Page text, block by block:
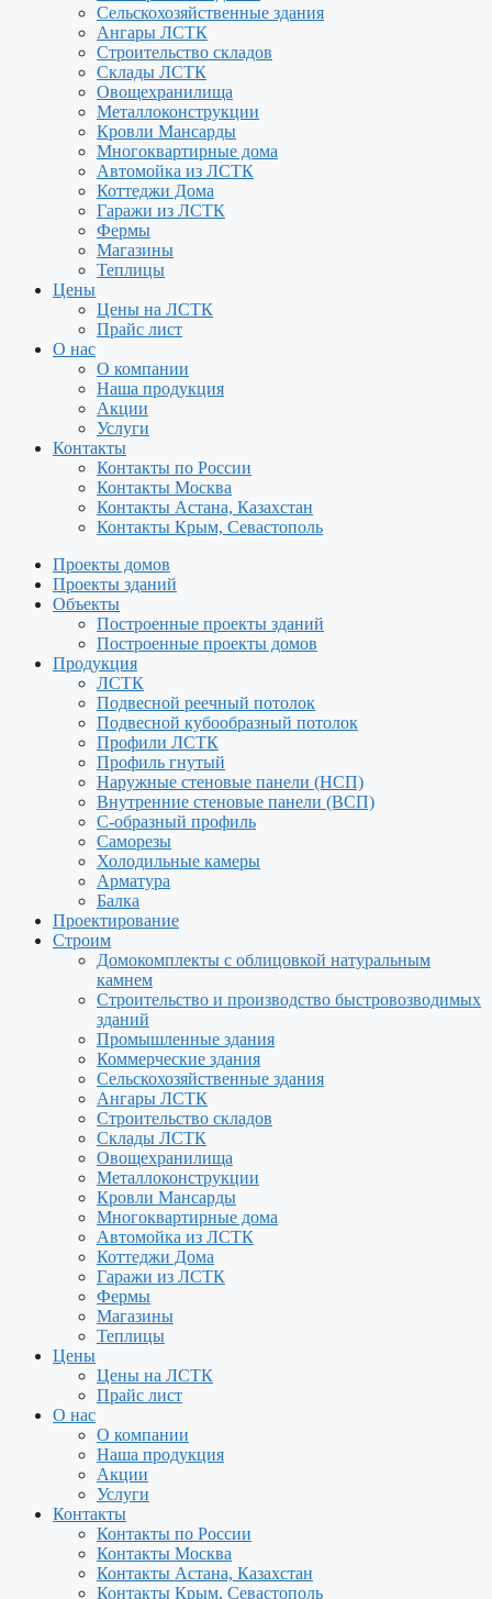
Сельскохозяйственные здания
Ангары ЛСТК
Строительство складов
Склады ЛСТК
Овощехранилища
Металлоконструкции
Кровли Мансарды
Многоквартирные дома
Автомойка из ЛСТК
Коттеджи Дома
Гаражи из ЛСТК
Фермы
Магазины
Теплицы
Цены
Цены на ЛСТК
Прайс лист
О нас
О компании
Наша продукция
Акции
Услуги
Контакты
Контакты по России
Контакты Москва
Контакты Астана, Казахстан
Контакты Крым, Севастополь
Проекты домов
Проекты зданий
Объекты
Построенные проекты зданий
Построенные проекты домов
Продукция
ЛСТК
Подвесной реечный потолок
Подвесной кубообразный потолок
Профили ЛСТК
Профиль гнутый
Наружные стеновые панели (НСП)
Внутренние стеновые панели (ВСП)
С-образный профиль
Саморезы
Холодильные камеры
Арматура
Балка
Проектирование
Строим
Домокомплекты с облицовкой натуральным
камнем
Строительство и производство быстровозводимых
зданий
Промышленные здания
Коммерческие здания
Сельскохозяйственные здания
Ангары ЛСТК
Строительство складов
Склады ЛСТК
Овощехранилища
Металлоконструкции
Кровли Мансарды
Многоквартирные дома
Автомойка из ЛСТК
Коттеджи Дома
Гаражи из ЛСТК
Фермы
Магазины
Теплицы
Цены
Цены на ЛСТК
Прайс лист
О нас
О компании
Наша продукция
Акции
Услуги
Контакты
Контакты по России
Контакты Москва
Контакты Астана, Казахстан
Контакты Крым, Севастополь